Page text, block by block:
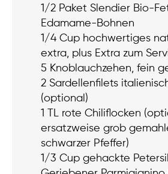
1/2 Paket Slendier Bio-
Edamame-Bohnen
1/4 Cup hochwertiges
extra, plus Extra zum
5 Knoblauchzehen, fein
2 Sardellenfilets
(optional)
1 TL rote Chiliflocken
ersatzweise grob
schwarzer Pfeffer)
1/3 Cup gehackte